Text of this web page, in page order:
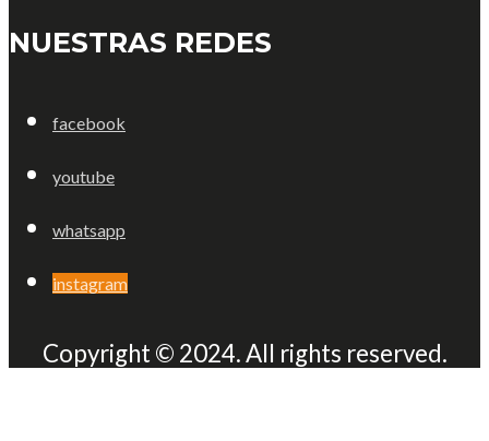
NUESTRAS REDES
facebook
youtube
whatsapp
instagram
Copyright © 2024. All rights reserved.